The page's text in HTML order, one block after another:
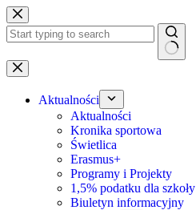
Przejdź
do
treści
Brak
wyników
Aktualności
Aktualności
Kronika sportowa
Świetlica
Erasmus+
Programy i Projekty
1,5% podatku dla szkoły
Biuletyn informacyjny